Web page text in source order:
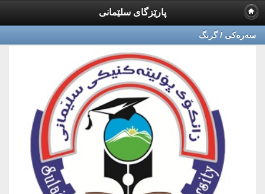
پارێزگای سلێمانی
سه‌ره‌كی / گرنگ